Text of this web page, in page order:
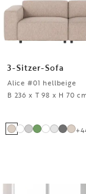
3-Sitzer-Sofa
Alice #01 hellbeige
B 236 x T 98 x H 70
+